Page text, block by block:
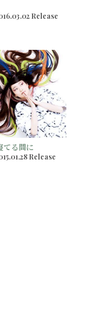
Release
てる間に
Release